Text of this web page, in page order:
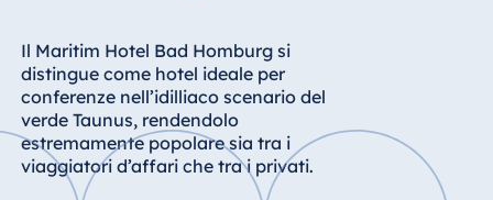
Hotel Düsseldorf
Hotel Frankfurt
Hotel am
Schlossgarten
Fulda
Il Maritim Hotel Bad Homburg si
distingue come hotel ideale per
conferenze nell’idilliaco scenario del
verde Taunus, rendendolo
estremamente popolare sia tra i
viaggiatori d’affari che tra i privati.